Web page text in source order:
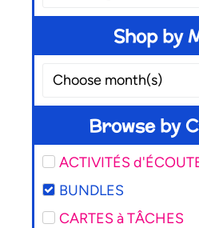
Shop by
Choose month(s)
Browse by
ACTIVITÉS
BUNDLES
CARTES à TÂCHES